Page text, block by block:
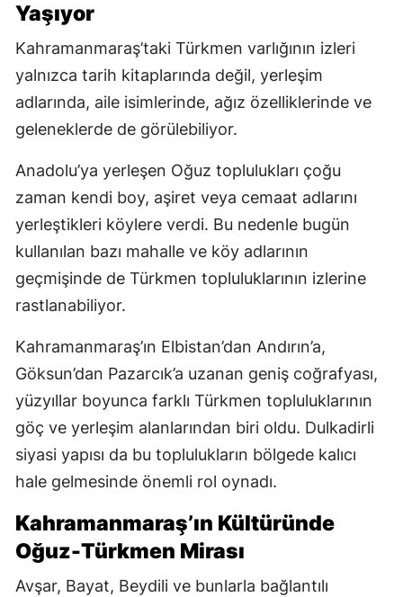
Yaşıyor
Kahramanmaraş’taki Türkmen varlığının izleri
yalnızca tarih kitaplarında değil, yerleşim
adlarında, aile isimlerinde, ağız özelliklerinde ve
geleneklerde de görülebiliyor.
Anadolu’ya yerleşen Oğuz toplulukları çoğu
zaman kendi boy, aşiret veya cemaat adlarını
yerleştikleri köylere verdi. Bu nedenle bugün
kullanılan bazı mahalle ve köy adlarının
geçmişinde de Türkmen topluluklarının izlerine
rastlanabiliyor.
Kahramanmaraş’ın Elbistan’dan Andırın’a,
Göksun’dan Pazarcık’a uzanan geniş coğrafyası,
yüzyıllar boyunca farklı Türkmen topluluklarının
göç ve yerleşim alanlarından biri oldu. Dulkadirli
siyasi yapısı da bu toplulukların bölgede kalıcı
hale gelmesinde önemli rol oynadı.
Kahramanmaraş’ın Kültüründe
Oğuz-Türkmen Mirası
Avşar, Bayat, Beydili ve bunlarla bağlantılı